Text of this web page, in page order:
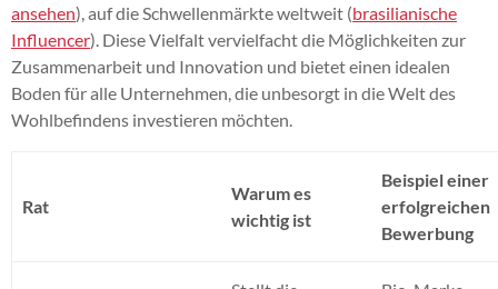
ansehen), auf die Schwellenmärkte weltweit (brasilianische
Influencer). Diese Vielfalt vervielfacht die Möglichkeiten zur
Zusammenarbeit und Innovation und bietet einen idealen
Boden für alle Unternehmen, die unbesorgt in die Welt des
Wohlbefindens investieren möchten.
Rat
Warum es
wichtig ist
Beispiel einer
erfolgreichen
Bewerbung